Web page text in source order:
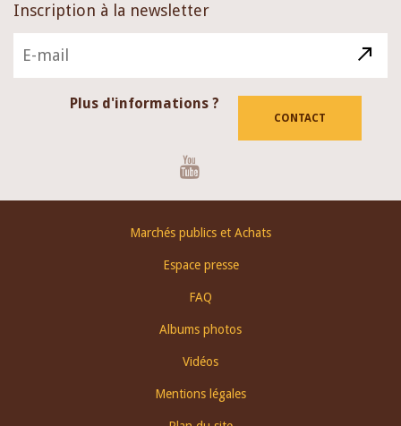
Inscription à la newsletter
Plus d'informations ?
CONTACT
Marchés publics et Achats
Espace presse
FAQ
Albums photos
Vidéos
Mentions légales